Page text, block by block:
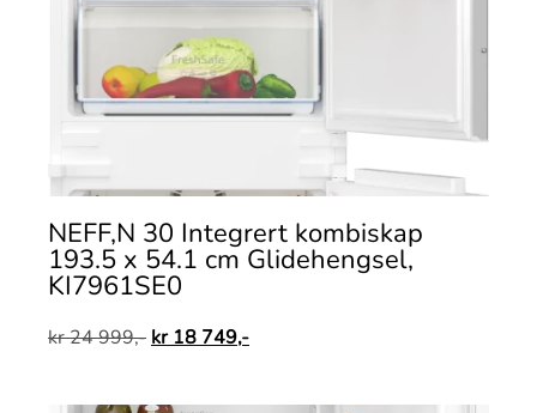
NEFF,N 30 Integrert kombiskap
193.5 x 54.1 cm Glidehengsel,
KI7961SE0
kr24 999,- kr18 749,-